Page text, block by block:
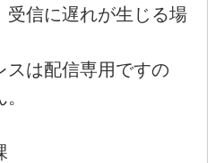
受信に遅れが生じる場
は配信専用ですの